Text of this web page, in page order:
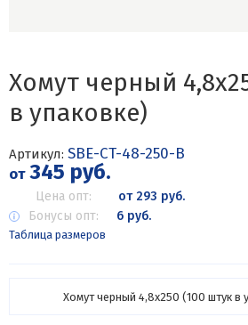
Хомут черный
в упаковке)
Артикул: SBE-CT-48-250-B
от345 руб.
Цена опт:
от 293 руб.
Бонусы опт:
6 руб.
Таблица размеров
Хомут черный 4,8х250 (100 штук в